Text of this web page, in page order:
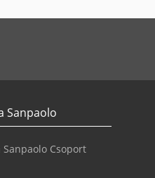
Sanpaolo
Sanpaolo Csoport